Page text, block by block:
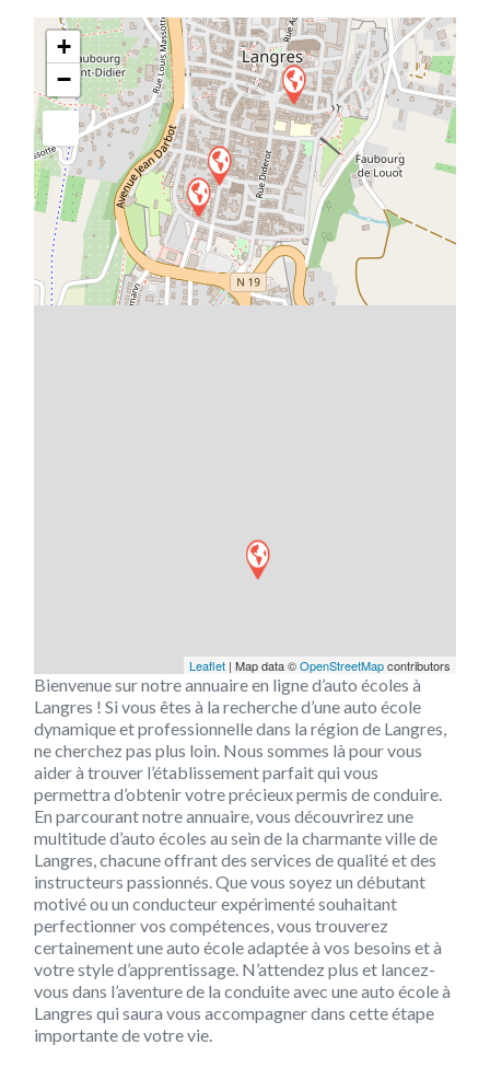
+
−
Leaflet | Map data ©OpenStreetMapcontributors
Bienvenue sur notre annuaire en ligne d’auto écoles à
Langres ! Si vous êtes à la recherche d’une auto école
dynamique et professionnelle dans la région de Langres,
ne cherchez pas plus loin. Nous sommes là pour vous
aider à trouver l’établissement parfait qui vous
permettra d’obtenir votre précieux permis de conduire.
En parcourant notre annuaire, vous découvrirez une
multitude d’auto écoles au sein de la charmante ville de
Langres, chacune offrant des services de qualité et des
instructeurs passionnés. Que vous soyez un débutant
motivé ou un conducteur expérimenté souhaitant
perfectionner vos compétences, vous trouverez
certainement une auto école adaptée à vos besoins et à
votre style d’apprentissage. N’attendez plus et lancez-
vous dans l’aventure de la conduite avec une auto école à
Langres qui saura vous accompagner dans cette étape
importante de votre vie.